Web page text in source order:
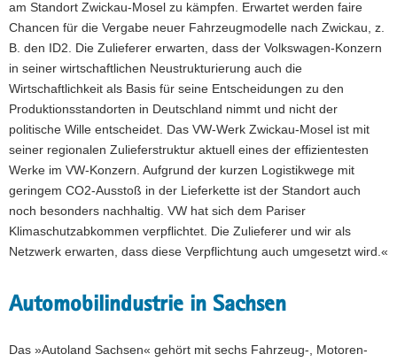
am Standort Zwickau-Mosel zu kämpfen. Erwartet werden faire
Chancen für die Vergabe neuer Fahrzeugmodelle nach Zwickau, z.
B. den ID2. Die Zulieferer erwarten, dass der Volkswagen-Konzern
in seiner wirtschaftlichen Neustrukturierung auch die
Wirtschaftlichkeit als Basis für seine Entscheidungen zu den
Produktionsstandorten in Deutschland nimmt und nicht der
politische Wille entscheidet. Das VW-Werk Zwickau-Mosel ist mit
seiner regionalen Zulieferstruktur aktuell eines der effizientesten
Werke im VW-Konzern. Aufgrund der kurzen Logistikwege mit
geringem CO2-Ausstoß in der Lieferkette ist der Standort auch
noch besonders nachhaltig. VW hat sich dem Pariser
Klimaschutzabkommen verpflichtet. Die Zulieferer und wir als
Netzwerk erwarten, dass diese Verpflichtung auch umgesetzt wird.«
Automobilindustrie in Sachsen
Das »Autoland Sachsen« gehört mit sechs Fahrzeug-, Motoren-